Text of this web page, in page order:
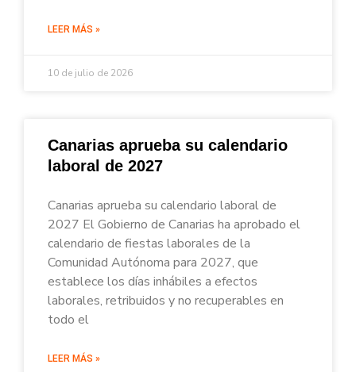
LEER MÁS »
10 de julio de 2026
Canarias aprueba su calendario
laboral de 2027
Canarias aprueba su calendario laboral de
2027 El Gobierno de Canarias ha aprobado el
calendario de fiestas laborales de la
Comunidad Autónoma para 2027, que
establece los días inhábiles a efectos
laborales, retribuidos y no recuperables en
todo el
LEER MÁS »